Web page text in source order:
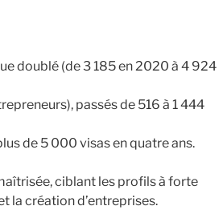
doublé (de 3 185 en 2020 à 4 924
passés de 516 à 1 444
de 5 000 visas en quatre ans.
ciblant les profils à forte
la création d’entreprises.